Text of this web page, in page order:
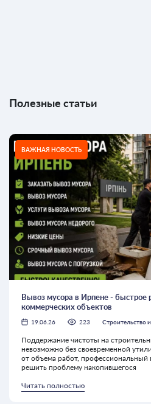
Полезные статьи
ВАЖНАЯ НОВОСТЬ
Вывоз мусора в Ирпене - быстрое
коммерческих объектов
19.06.26 223 Строительство
Поддержание чистоты на
невозможно без своевременной
от объема работ,
решить проблему накопившегося
Читать полностью